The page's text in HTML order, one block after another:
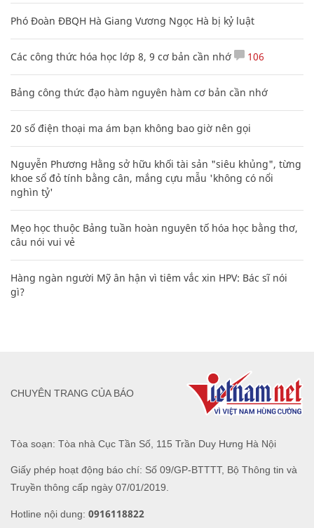
Phó Đoàn ĐBQH Hà Giang Vương Ngọc Hà bị kỷ luật
Các công thức hóa học lớp 8, 9 cơ bản cần nhớ 106
Bảng công thức đạo hàm nguyên hàm cơ bản cần nhớ
20 số điện thoại ma ám bạn không bao giờ nên gọi
Nguyễn Phương Hằng sở hữu khối tài sản "siêu khủng", từng
khoe sổ đỏ tính bằng cân, mắng cựu mẫu 'không có nổi
nghìn tỷ'
Mẹo học thuộc Bảng tuần hoàn nguyên tố hóa học bằng thơ,
câu nói vui vẻ
Hàng ngàn người Mỹ ân hận vì tiêm vắc xin HPV: Bác sĩ nói
gì?
Tòa soạn: Tòa nhà Cục Tần Số, 115 Trần Duy Hưng Hà Nội
Giấy phép hoạt động báo chí: Số 09/GP-BTTTT, Bộ Thông tin và
Truyền thông cấp ngày 07/01/2019.
Hotline nội dung: 0916118822
CHUYÊN TRANG CỦA BÁO